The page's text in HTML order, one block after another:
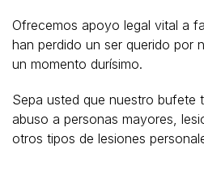
Ofrecemos apoyo legal vital a
han perdido un ser querido por
un momento durísimo.
Sepa usted que nuestro bufete
abuso a personas mayores,
otros tipos de lesiones